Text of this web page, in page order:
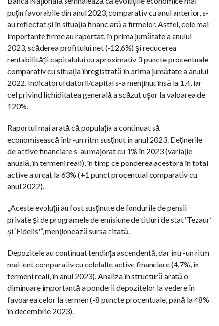
puţin favorabile din anul 2023, comparativ cu anul anterior, s-
au reflectat şi în situaţia financiară a firmelor. Astfel, cele mai
importante firme au raportat, în prima jumătate a anului
2023, scăderea profitului net (-12,6%) şi reducerea
rentabilităţii capitalului cu aproximativ 3 puncte procentuale
comparativ cu situaţia înregistrată în prima jumătate a anului
2022. Indicatorul datorii/capital s-a menţinut însă la 1,4, iar
cel privind lichiditatea generală a scăzut uşor la valoarea de
120%.
Raportul mai arată că populaţia a continuat să
economisească într-un ritm susţinut în anul 2023. Deţinerile
de active financiare s-au majorat cu 1% în 2023 (variaţie
anuală, în termeni reali), în timp ce ponderea acestora în total
active a urcat la 63% (+1 punct procentual comparativ cu
anul 2022).
„Aceste evoluţii au fost susţinute de fondurile de pensii
private şi de programele de emisiune de titluri de stat ‘Tezaur’
şi ‘Fidelis'”, menţionează sursa citată.
Depozitele au continuat tendinţa ascendentă, dar într-un ritm
mai lent comparativ cu celelalte active financiare (4,7%, în
termeni reali, în anul 2023). Analiza în structură arată o
diminuare importantă a ponderii depozitelor la vedere în
favoarea celor la termen (-8 puncte procentuale, până la 48%
în decembrie 2023).